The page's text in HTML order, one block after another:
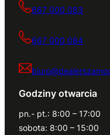
667 000 083
667 000 084
Godziny otwarcia
pn.- pt.: 8:00 – 17:00
sobota: 8:00 – 15:00